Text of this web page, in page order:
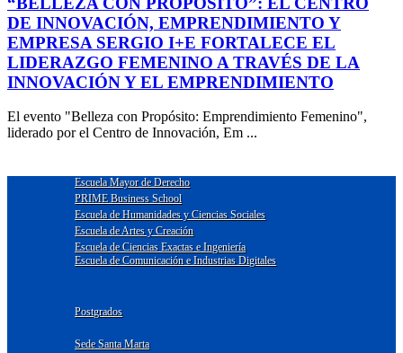
DE INNOVACIÓN, EMPRENDIMIENTO Y
EMPRESA SERGIO I+E FORTALECE EL
LIDERAZGO FEMENINO A TRAVÉS DE LA
INNOVACIÓN Y EL EMPRENDIMIENTO
El evento "Belleza con Propósito: Emprendimiento Femenino",
liderado por el Centro de Innovación, Em ...
Escuela Mayor de Derecho
PRIME Business School
Escuela de Humanidades y Ciencias Sociales
Escuela de Artes y Creación
Escuela de Ciencias Exactas e Ingeniería
Escuela de Comunicación e Industrias Digitales
Postgrados
Sede Santa Marta